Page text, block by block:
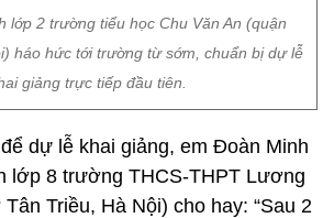
lớp 2 trường tiểu học Chu Văn An (quận
háo hức tới trường từ sớm, chuẩn bị dự lễ
giảng trực tiếp đầu tiên.
dự lễ khai giảng, em Đoàn Minh
lớp 8 trường THCS-THPT Lương
Triều, Hà Nội) cho hay: “Sau 2